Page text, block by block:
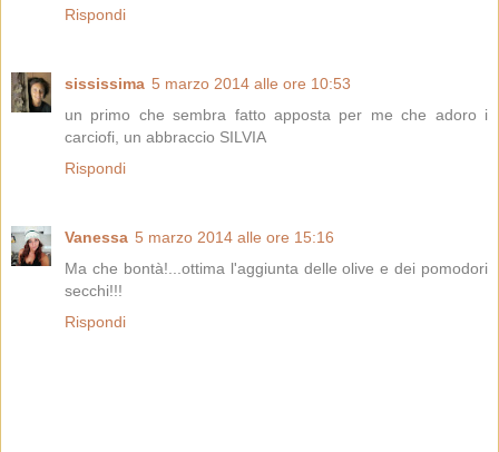
Rispondi
sississima 5 marzo 2014 alle ore 10:53
un primo che sembra fatto apposta per me che adoro i
carciofi, un abbraccio SILVIA
Rispondi
Vanessa 5 marzo 2014 alle ore 15:16
Ma che bontà!...ottima l'aggiunta delle olive e dei pomodori
secchi!!!
Rispondi